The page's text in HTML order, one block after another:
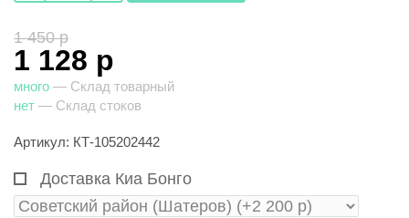
1 450 р
1 128 р
много — Склад товарный
нет — Склад стоков
Артикул: КТ-105202442
Доставка Киа Бонго